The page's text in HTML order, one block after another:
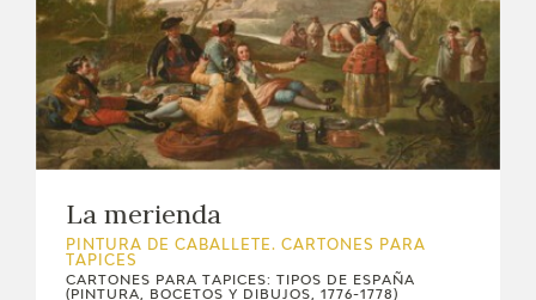
PROGRAMACIÓN
EXPOSICIONES
ACTUALIDAD
La merienda
PINTURA DE CABALLETE. CARTONES PARA
TAPICES
CARTONES PARA TAPICES: TIPOS DE ESPAÑA
(PINTURA, BOCETOS Y DIBUJOS, 1776-1778)